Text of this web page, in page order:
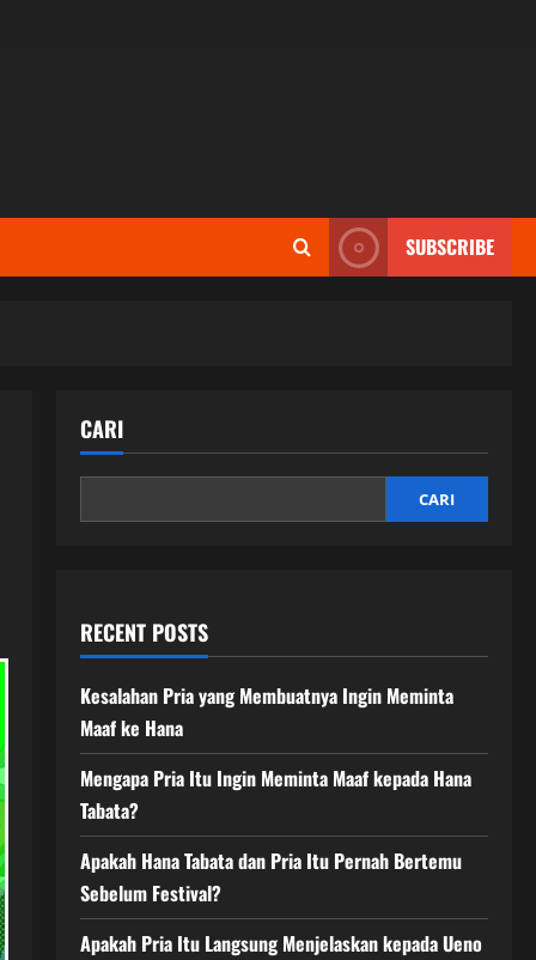
SUBSCRIBE
CARI
CARI
RECENT POSTS
Kesalahan Pria yang Membuatnya Ingin Meminta
Maaf ke Hana
Mengapa Pria Itu Ingin Meminta Maaf kepada Hana
Tabata?
Apakah Hana Tabata dan Pria Itu Pernah Bertemu
Sebelum Festival?
Apakah Pria Itu Langsung Menjelaskan kepada Ueno